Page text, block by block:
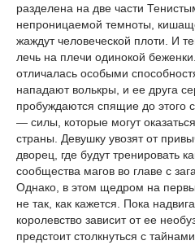
разделена на две части
непроницаемой темноты,
жаждут человеческой плоти. И
лечь на плечи одинокой
отличалась особыми
нападают волькры, и ее друга
пробуждаются спящие до этого
— силы, которые могут
страны. Девушку увозят от
дворец, где будут тренировать
сообщества магов во главе с
Однако, в этом щедром на
не так, как кажется. Пока
королевство зависит от ее
предстоит столкнуться с